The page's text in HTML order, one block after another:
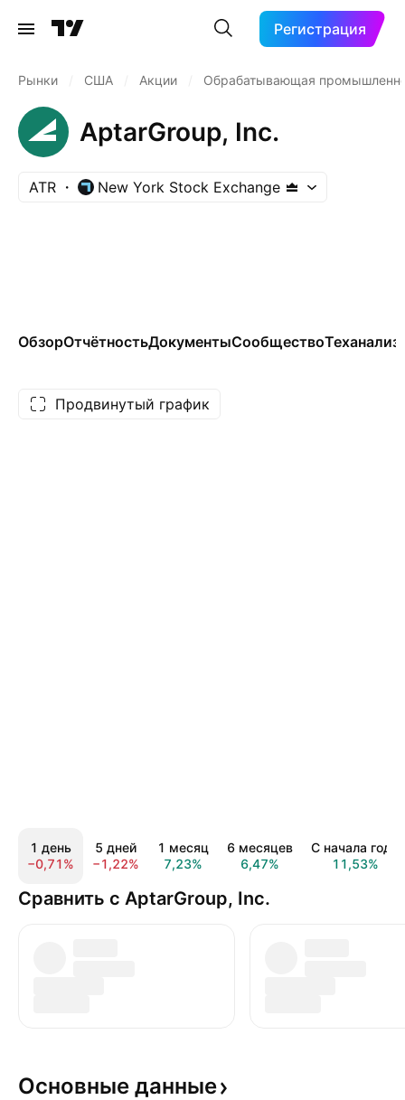
Регистрация
Рынки США Акции Обрабатывающая
AptarGroup, Inc.
ATR New York Stock Exchange
ОбзорОтчётностьДокументыСообществоТеханализ
Продвинутый график
1 день
−0,71%
5 дней
−1,22%
1 месяц
7,23%
6 месяцев
6,47%
С начала года
11,53%
Сравнить с AptarGroup, Inc.
Основные данные